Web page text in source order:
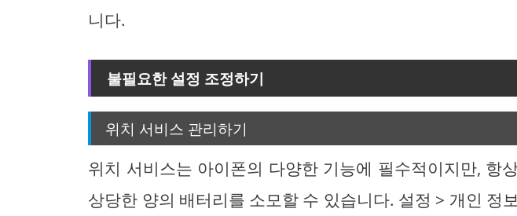
니다.
불필요한 설정 조정하기
위치 서비스 관리하기
위치 서비스는 아이폰의 다양한 기능에 필수적이지만, 항
상당한 양의 배터리를 소모할 수 있습니다. 설정 > 개인 정